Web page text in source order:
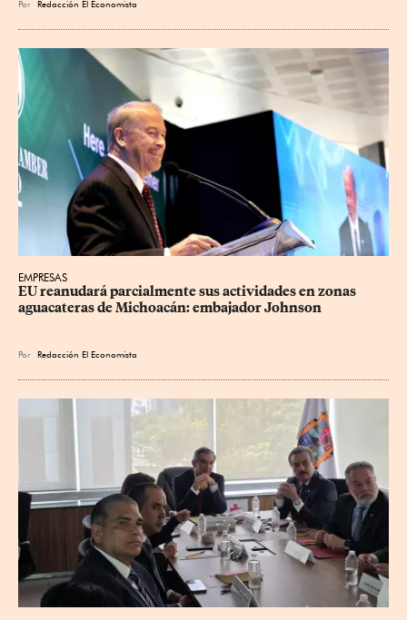
Por Redacción El Economista
EMPRESAS
EU reanudará parcialmente sus actividades en zonas
aguacateras de Michoacán: embajador Johnson
Por Redacción El Economista